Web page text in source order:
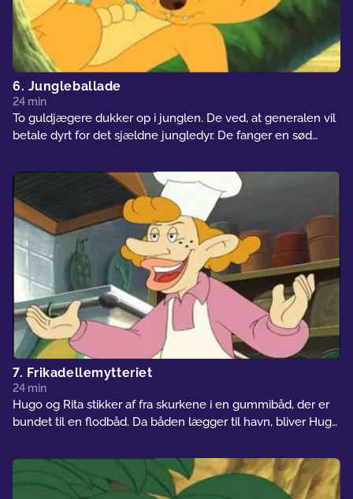
6. Jungleballade
24 min
To guldjægere dukker op i junglen. De ved, at generalen vil
betale dyrt for det sjældne jungledyr. De fanger en sød
venner befrier drengen, men kommer til at vække
skurkene, som opdager Hugo, og sætter en fælde for ham...
7. Frikadellemytteriet
24 min
Hugo og Rita stikker af fra skurkene i en gummibåd, der er
bundet til en flodbåd. Da båden lægger til havn, bliver Hugo
og de finder vej til det skib, hvor deres ven Dellekaj
arbejder som kok. Kaptajnen på skibet har skumle planer og
kidnapper Rita, men så går Dellekaj i aktion og går på